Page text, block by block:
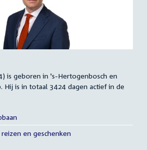
is geboren in 's-Hertogenbosch en
Hij is in totaal 3424 dagen actief in de
en geschenken